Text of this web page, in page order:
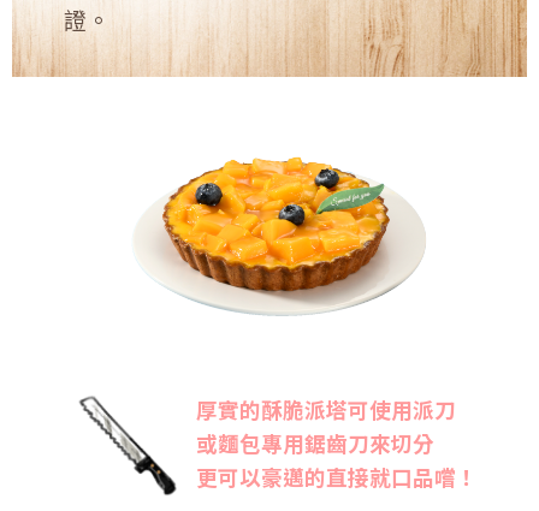
證。
厚實的酥脆派塔可使用派刀
或麵包專用鋸齒刀來切分
更可以豪邁的直接就口品嚐！